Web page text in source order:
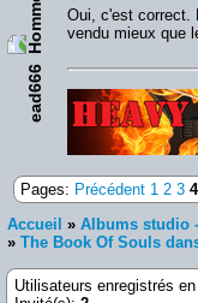
ead666
Oui, c'est correct.
vendu mieux que
Pages: Précédent 1 2 3 4
Accueil » Albums studio
» The Book Of Souls
Utilisateurs enregistrés